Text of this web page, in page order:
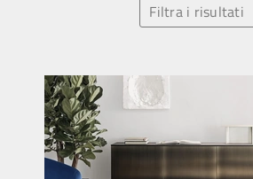
Filtra i risultati